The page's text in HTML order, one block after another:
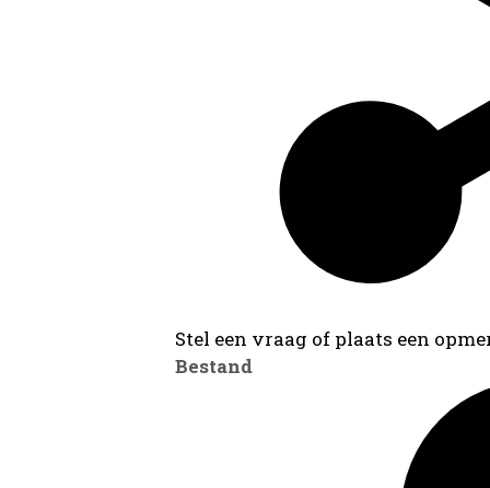
Stel een vraag of plaats een
Bestand